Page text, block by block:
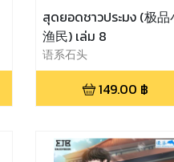
สุดยอดชาวประมง (极品
渔民) เล่ม 8
语系石头
149.00 ฿